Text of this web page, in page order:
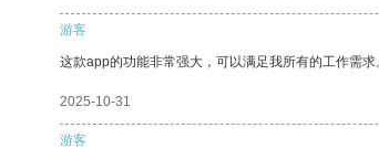
游客
这款app的功能非常强大，可以满足我所有的工作需
2025-10-31
游客